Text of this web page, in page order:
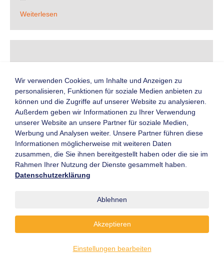
Weiterlesen
Zukunft der Intralogistik gestalten
Steffen Bersch, CEO der SSI
Schäfer Gruppe, dem VDMA-
Fachverband Fördertechnik
und Intralogistik vor. Ein guter
erste Jahr zurückzuschauen
und einen Ausblick auf 2023 zu
wagen. ...
Weiterlesen
Sicherheitsmitteilung des VDMA für
Motoren in treibgasbetriebenen
Flurförderzeugen
Wir verwenden Cookies, um Inhalte und Anzeigen zu
personalisieren, Funktionen für soziale Medien anbieten zu
können und die Zugriffe auf unserer Website zu analysieren.
Außerdem geben wir Informationen zu Ihrer Verwendung
unserer Website an unsere Partner für soziale Medien,
Werbung und Analysen weiter. Unsere Partner führen diese
Informationen möglicherweise mit weiteren Daten
zusammen, die Sie ihnen bereitgestellt haben oder die sie im
Rahmen Ihrer Nutzung der Dienste gesammelt haben.
Datenschutzerklärung
Ablehnen
Akzeptieren
Einstellungen bearbeiten